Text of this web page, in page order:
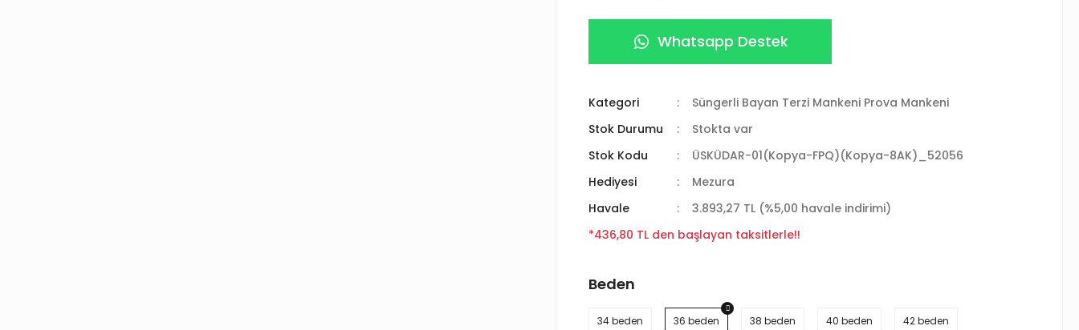
Whatsapp Destek
Kategori
Süngerli Bayan Terzi Mankeni Prova Mankeni
Stok Durumu
Stokta var
Stok Kodu
ÜSKÜDAR-01(Kopya-FPQ)(Kopya-8AK)_52056
Hediyesi
Mezura
Havale
3.893,27 TL (%5,00 havale indirimi)
*436,80 TL den başlayan taksitlerle!!
Beden
34 beden 36 beden 38 beden 40 beden 42 beden